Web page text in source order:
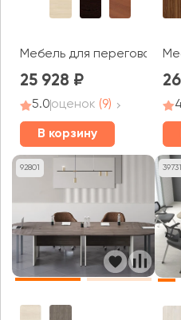
Мебель для
25 928
5.0оценок (9)
В корзину
92801 39731